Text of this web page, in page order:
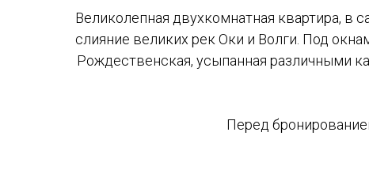
Великолепная двухкомнатная квартира, в
слияние великих рек Оки и Волги. Под
Рождественская, усыпанная различными
Перед